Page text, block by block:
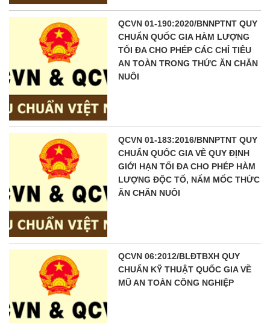
QCVN 01-190:2020/BNNPTNT QUY
CHUẨN QUỐC GIA HÀM LƯỢNG
TỐI ĐA CHO PHÉP CÁC CHỈ TIÊU
AN TOÀN TRONG THỨC ĂN CHĂN
NUÔI
QCVN 01-183:2016/BNNPTNT QUY
CHUẨN QUỐC GIA VỀ QUY ĐỊNH
GIỚI HẠN TỐI ĐA CHO PHÉP HÀM
LƯỢNG ĐỘC TỐ, NẤM MỐC THỨC
ĂN CHĂN NUÔI
QCVN 06:2012/BLĐTBXH QUY
CHUẨN KỸ THUẬT QUỐC GIA VỀ
MŨ AN TOÀN CÔNG NGHIỆP